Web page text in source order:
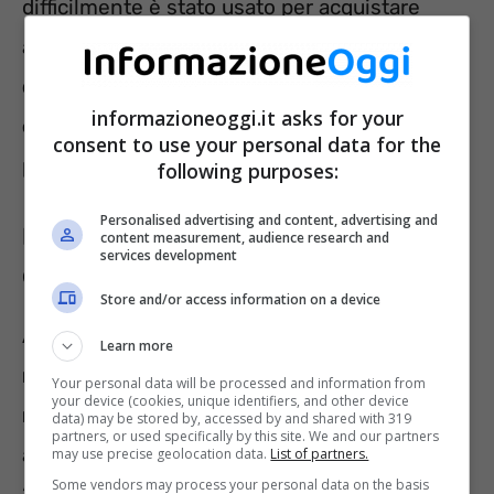
difficilmente è stato usato per acquistare
articoli non conformi. Ma,
di punto in bianco,
questa misura non piace più al Governo,
che ha deciso di cambiarla. Ecco in cosa
potrebbe trasformarsi.
Nuovo Bonus Studenti, 1000 euro a
quelli virtuosi e non solo: la novità
Al vaglio della maggioranza di Governo una
nuova formula di incentivo agli studenti e ai
neodiciottenni. La 18App dovrebbe sparire e
al suo posto probabilmente vedremo un altro
informazioneoggi.it asks for your
consent to use your personal data for the
following purposes:
Personalised advertising and content, advertising and
content measurement, audience research and
services development
Store and/or access information on a device
Learn more
Your personal data will be processed and information from
your device (cookies, unique identifiers, and other device
data) may be stored by, accessed by and shared with 319
partners, or used specifically by this site. We and our partners
may use precise geolocation data. List of partners.
Some vendors may process your personal data on the basis